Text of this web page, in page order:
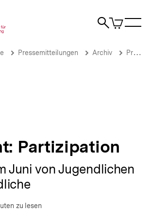
Suche
Artikel
im
Pressemitteilungen Archiv Pressemitteilungen 2004
Partizipation
Juni von Jugendlichen
zu lesen